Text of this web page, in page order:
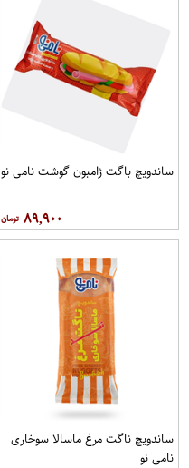
ساندویچ باگت ژامبون گوشت نامی نو
۸۹,۹۰۰
ساندویچ ناگت مرغ ماسالا سوخاری
نامی نو